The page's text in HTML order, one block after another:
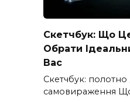
Скетчбук: Що
Обрати
Вас
Скетчбук: полотно
самовираження